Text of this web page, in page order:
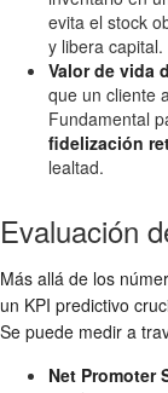
evita el stock
y libera capital.
Valor de vida
que un cliente
Fundamental
fidelización
lealtad.
Evaluación
Más allá de los
un KPI predictivo
Se puede medir a
Net Promoter